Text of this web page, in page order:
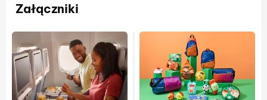
Załączniki